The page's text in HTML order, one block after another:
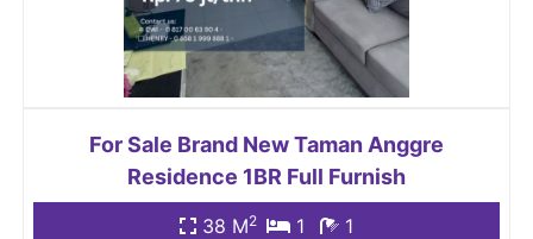
For Sale Brand New Taman Anggre
Residence 1BR Full Furnish
38 M2 1 1